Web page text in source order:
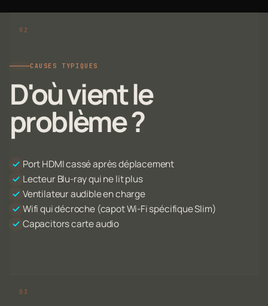
CAUSES TYPIQUES
D'où vient le
problème ?
Port HDMI cassé après déplacement
Lecteur Blu-ray qui ne lit plus
Ventilateur audible en charge
Wifi qui décroche (capot Wi-Fi spécifique Slim)
Capacitors carte audio